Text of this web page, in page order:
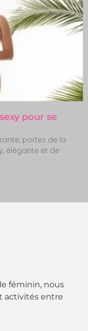
pour se
portez de la
élégante et de
féminin, nous
activités entre